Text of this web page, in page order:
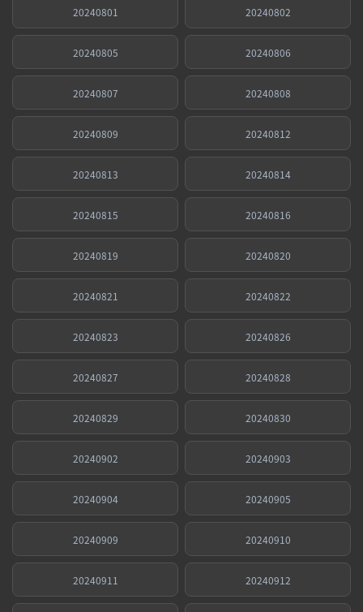
20240801 20240802
20240805 20240806
20240807 20240808
20240809 20240812
20240813 20240814
20240815 20240816
20240819 20240820
20240821 20240822
20240823 20240826
20240827 20240828
20240829 20240830
20240902 20240903
20240904 20240905
20240909 20240910
20240911 20240912